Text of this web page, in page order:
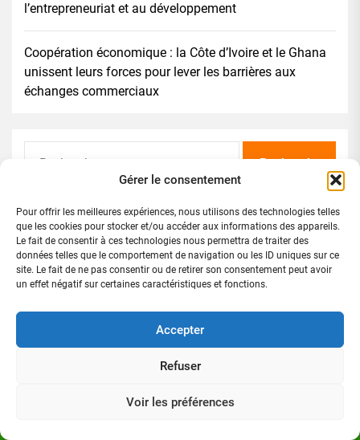
Gérer le consentement
Pour offrir les meilleures expériences, nous utilisons des technologies telles
que les cookies pour stocker et/ou accéder aux informations des appareils.
Le fait de consentir à ces technologies nous permettra de traiter des
données telles que le comportement de navigation ou les ID uniques sur ce
site. Le fait de ne pas consentir ou de retirer son consentement peut avoir
un effet négatif sur certaines caractéristiques et fonctions.
Accepter
Refuser
Voir les préférences
l’entrepreneuriat et au développement
Coopération économique : la Côte d’Ivoire et le Ghana
unissent leurs forces pour lever les barrières aux
échanges commerciaux
Directeur de publication